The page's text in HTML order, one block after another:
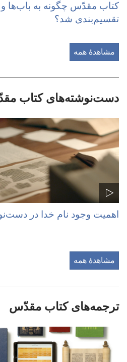
کتاب مقدّس چگونه به باب‌ها و
تقسیم‌بندی شد؟‏
مشاهدهٔ همه
دست‌نوشته‌های کتاب
اهمیت وجود نام خدا در
مشاهدهٔ همه
ترجمه‌های کتاب مقدّس